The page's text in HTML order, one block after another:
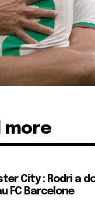
more
City : Rodri a
FC Barcelone